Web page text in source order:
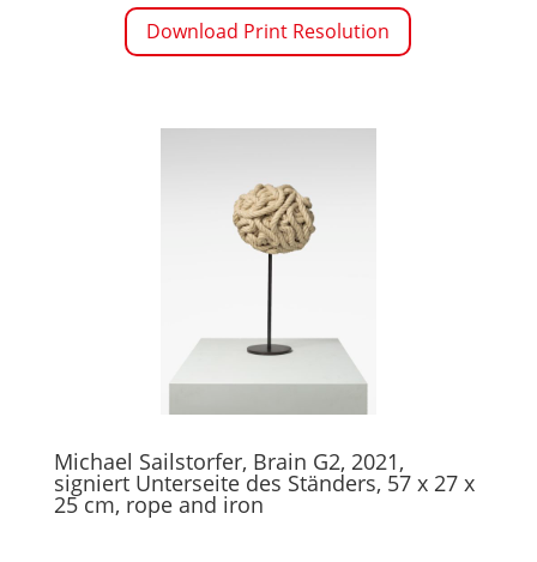
Download Print Resolution
Michael Sailstorfer, Brain G2, 2021,
signiert Unterseite des Ständers, 57 x 27 x
25 cm, rope and iron